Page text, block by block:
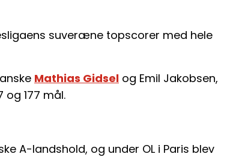
suveræne topscorer med hele
Mathias Gidsel og Emil Jakobsen,
177 mål.
A-landshold, og under OL i Paris blev